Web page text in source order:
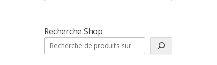
Recherche Shop